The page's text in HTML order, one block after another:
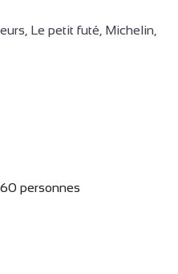
Le petit futé, Michelin,
personnes